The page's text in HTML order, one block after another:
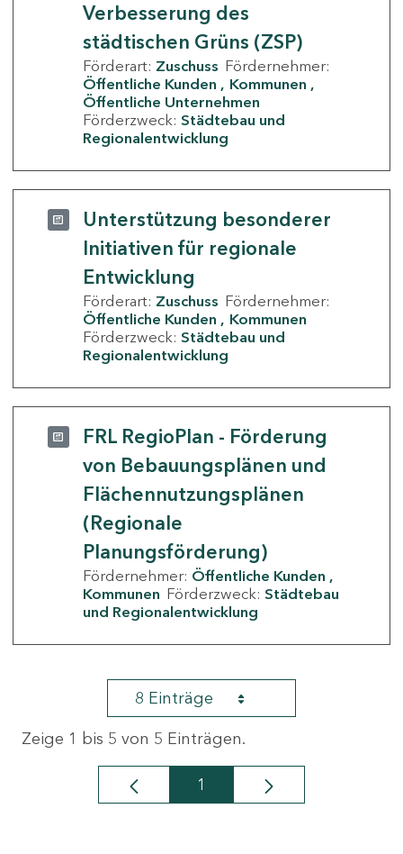
Verbesserung des
städtischen Grüns (ZSP)
Förderart: Zuschuss Fördernehmer:
Öffentliche Kunden
Kommunen
Öffentliche Unternehmen
Förderzweck: Städtebau und
Regionalentwicklung
Unterstützung besonderer
Initiativen für regionale
Entwicklung
Förderart: Zuschuss Fördernehmer:
Öffentliche Kunden
Kommunen
Förderzweck: Städtebau und
Regionalentwicklung
FRL RegioPlan - Förderung
von Bebauungsplänen und
Flächennutzungsplänen
(Regionale
Planungsförderung)
Fördernehmer: Öffentliche Kunden
Kommunen Förderzweck: Städtebau
und Regionalentwicklung
8 Einträge
Zeige 1 bis 5 von 5 Einträgen.
Seite
1